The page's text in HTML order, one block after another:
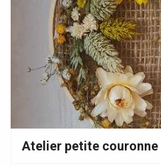
Atelier petite couronne